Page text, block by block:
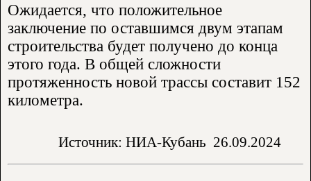
Ожидается, что положительное
заключение по оставшимся двум этапам
строительства будет получено до конца
этого года. В общей сложности
протяженность новой трассы составит 152
километра.
Источник: НИА-Кубань 26.09.2024